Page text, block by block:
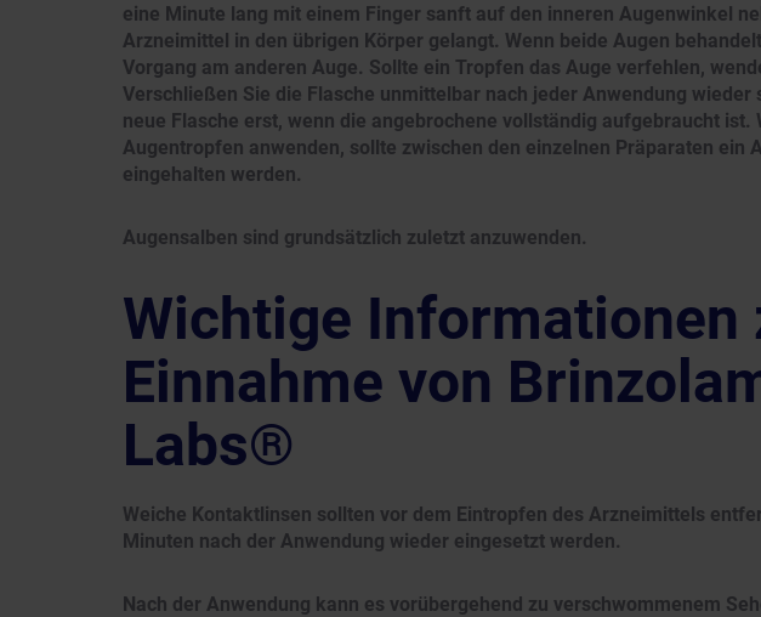
eine Minute lang mit einem Finger sanft auf den inneren Augenwinkel
Arzneimittel in den übrigen Körper gelangt. Wenn beide Augen
Vorgang am anderen Auge. Sollte ein Tropfen das Auge verfehlen,
Verschließen Sie die Flasche unmittelbar nach jeder Anwendung
neue Flasche erst, wenn die angebrochene vollständig aufgebraucht ist.
Augentropfen anwenden, sollte zwischen den einzelnen Präparaten ein
eingehalten werden.
Augensalben sind grundsätzlich zuletzt anzuwenden.
Wichtige Informationen
Einnahme von
Labs®
Weiche Kontaktlinsen sollten vor dem Eintropfen des Arzneimittels
Minuten nach der Anwendung wieder eingesetzt werden.
Nach der Anwendung kann es vorübergehend zu verschwommenem